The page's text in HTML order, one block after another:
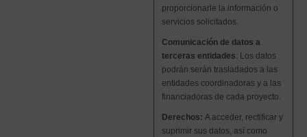
proporcionarle la información o
servicios solicitados.
Comunicación de datos a
terceras entidades: Los datos
podrán serán trasladados a las
entidades coordinadoras y a las
financiadoras de cada proyecto
Derechos: A acceder, rectificar y
suprimir sus datos, así como